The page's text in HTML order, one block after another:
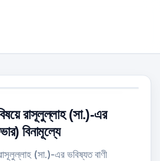
রাসূলুল্লাহ (সা.)-এর
বিনামূল্যে
(সা.)-এর ভবিষ্যত বাণী